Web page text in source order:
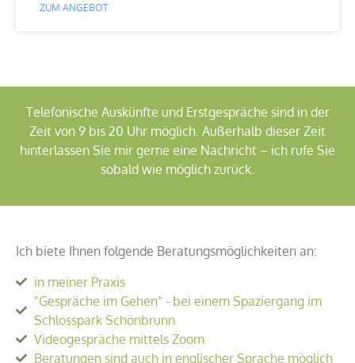
ZUM ANGEBOT
Telefonische Auskünfte und Erstgespräche sind in der
Zeit von 9 bis 20 Uhr möglich. Außerhalb dieser Zeit
hinterlassen Sie mir gerne eine Nachricht – ich rufe Sie
sobald wie möglich zurück.
Ich biete Ihnen folgende Beratungsmöglichkeiten an:
in meiner Praxis
"Gespräche im Gehen" - bei einem Spaziergang im
Schlosspark Schönbrunn
Videogespräche mittels Zoom
Beratungen sind auch in englischer Sprache möglich